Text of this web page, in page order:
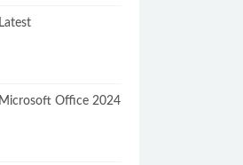
Latest
Microsoft Office 2024